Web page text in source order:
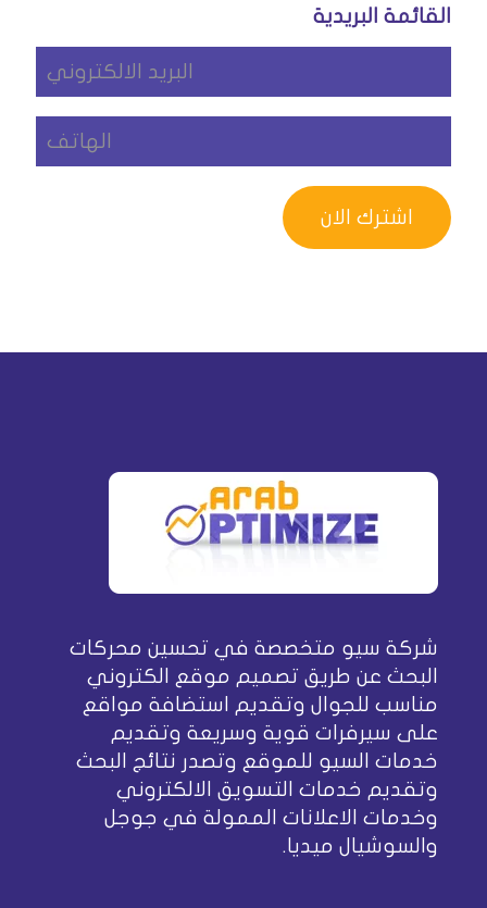
القائمة البريدية
شركة سيو متخصصة في تحسين محركات
البحث عن طريق تصميم موقع الكتروني
مناسب للجوال وتقديم استضافة مواقع
على سيرفرات قوية وسريعة وتقديم
خدمات السيو للموقع وتصدر نتائج البحث
وتقديم خدمات التسويق الالكتروني
وخدمات الاعلانات الممولة في جوجل
والسوشيال ميديا.